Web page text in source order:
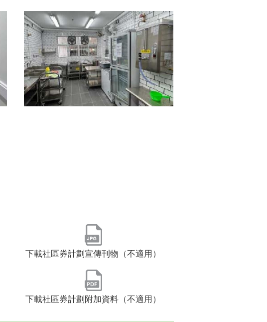
下載社區券計劃宣傳刊物（不適用）
下載社區券計劃附加資料（不適用）